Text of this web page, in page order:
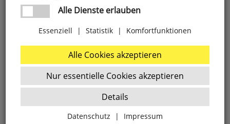
Leitungsschutzschalter,3-polig,
C-Charakteristik, 3 TE
passende Produkte
Alle Dienste erlauben
Essenziell | Statistik | Komfortfunktionen
Alle Cookies akzeptieren
Nur essentielle Cookies akzeptieren
Details
Datenschutz | Impressum